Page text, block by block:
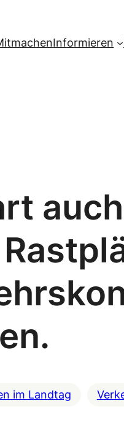
Informieren
im Landtag